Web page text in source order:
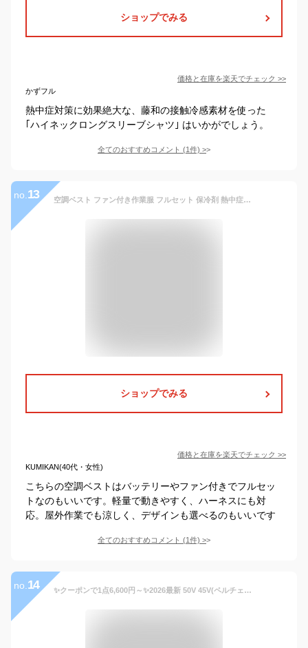
ショップでみる
価格と在庫を楽天でチェック >>
かずフル
熱中症対策に効果絶大な、藤和の接触冷感素材を使った
｢ハイネックロングスリーブシャツ｣ はいかがでしょう。
全てのおすすめコメント (1件) >
no. 13 空調ベスト ファン付き作業服 フルセット 保冷剤 熱中症対策 夏用 メンズ レディース 軽量 涼しい 冷却ベスト ハーネス対応 屋外作業 現場 建設 農作業 釣り アウトドア ファン取付
ショップでみる
価格と在庫を楽天でチェック >>
KUMIKAN(40代・女性)
こちらの空調ベストはバッテリーやファン付きでフルセッ
トなのもいいです。軽量で動きやすく、ハーネスにも対
応。屋外作業でも涼しく、デザインも選べるのもいいです
全てのおすすめコメント (1件) >
no. 14 ✨クーポンで1点6,600円～✨2026最新 50V 45V(ペルチェ付) 40V 30V✨クールウェア ファン付き作業服 バッテリー ファン セット 夏 空調 服のセット ベスト 冷却服 空調作業服 作業着 ファン付きベスト 大風量 夏 熱中症対策 UVカット